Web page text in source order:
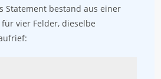
Statement bestand aus einer
vier Felder, dieselbe